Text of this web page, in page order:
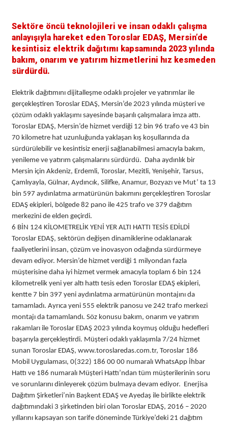
Sektöre öncü teknolojileri ve insan odaklı çalışma
anlayışıyla hareket eden Toroslar EDAŞ, Mersin’de
kesintisiz elektrik dağıtımı kapsamında 2023 yılında
bakım, onarım ve yatırım hizmetlerini hız kesmeden
sürdürdü.
Elektrik dağıtımını dijitalleşme odaklı projeler ve yatırımlar ile
gerçekleştiren Toroslar EDAŞ, Mersin’de 2023 yılında müşteri ve
çözüm odaklı yaklaşımı sayesinde başarılı çalışmalara imza attı.
Toroslar EDAŞ, Mersin’de hizmet verdiği 12 bin 96 trafo ve 43 bin
70 kilometre hat uzunluğunda yaklaşan kış koşullarında da
sürdürülebilir ve kesintisiz enerji sağlanabilmesi amacıyla bakım,
yenileme ve yatırım çalışmalarını sürdürdü. Daha aydınlık bir
Mersin için Akdeniz, Erdemli, Toroslar, Mezitli, Yenişehir, Tarsus,
Çamlıyayla, Gülnar, Aydıncık, Silifke, Anamur, Bozyazı ve Mut’ ta 13
bin 597 aydınlatma armatürünün bakımını gerçekleştiren Toroslar
EDAŞ ekipleri, bölgede 82 pano ile 425 trafo ve 379 dağıtım
merkezini de elden geçirdi.
6 BİN 124 KİLOMETRELİK YENİ YER ALTI HATTI TESİS EDİLDİ
Toroslar EDAŞ, sektörün değişen dinamiklerine odaklanarak
faaliyetlerini insan, çözüm ve inovasyon odağında sürdürmeye
devam ediyor. Mersin’de hizmet verdiği 1 milyondan fazla
müşterisine daha iyi hizmet vermek amacıyla toplam 6 bin 124
kilometrelik yeni yer altı hattı tesis eden Toroslar EDAŞ ekipleri,
kentte 7 bin 397 yeni aydınlatma armatürünün montajını da
tamamladı. Ayrıca yeni 555 elektrik panosu ve 242 trafo merkezi
montajı da tamamlandı. Söz konusu bakım, onarım ve yatırım
rakamları ile Toroslar EDAŞ 2023 yılında koymuş olduğu hedefleri
başarıyla gerçekleştirdi. Müşteri odaklı yaklaşımla 7/24 hizmet
sunan Toroslar EDAŞ, www.toroslaredas.com.tr, Toroslar 186
Mobil Uygulaması, 0(322) 186 00 00 numaralı WhatsApp İhbar
Hattı ve 186 numaralı Müşteri Hattı’ndan tüm müşterilerinin soru
ve sorunlarını dinleyerek çözüm bulmaya devam ediyor. Enerjisa
Dağıtım Şirketleri’nin Başkent EDAŞ ve Ayedaş ile birlikte elektrik
dağıtımındaki 3 şirketinden biri olan Toroslar EDAŞ, 2016 – 2020
yıllarını kapsayan son tarife döneminde Türkiye’deki 21 dağıtım